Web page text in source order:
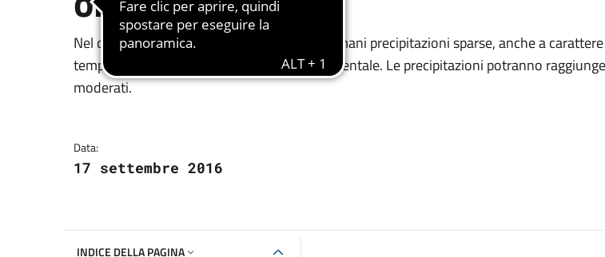
Dettagli della notizia
Nel corso della notte e nella mattinata di domani precipitazioni sparse, anche a
temporale, interesseranno la Sardegna occidentale. Le precipitazioni potranno
moderati.
Data:
17 settembre 2016
INDICE DELLA PAGINA